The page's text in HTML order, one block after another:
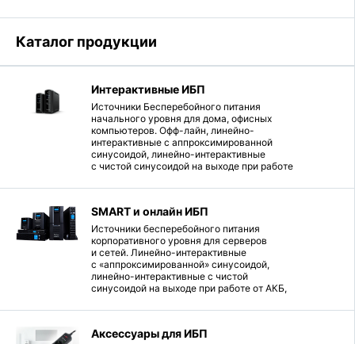
Каталог продукции
Интерактивные ИБП
Источники Бесперебойного питания
начального уровня для дома, офисных
компьютеров. Офф-лайн, линейно-
интерактивные с аппроксимированной
синусоидой, линейно-интерактивные
с чистой синусоидой на выходе при работе
SMART и онлайн ИБП
Источники бесперебойного питания
корпоративного уровня для серверов
и сетей. Линейно-интерактивные
с «аппроксимированной» синусоидой,
линейно-интерактивные с чистой
синусоидой на выходе при работе от АКБ,
Аксессуары для ИБП